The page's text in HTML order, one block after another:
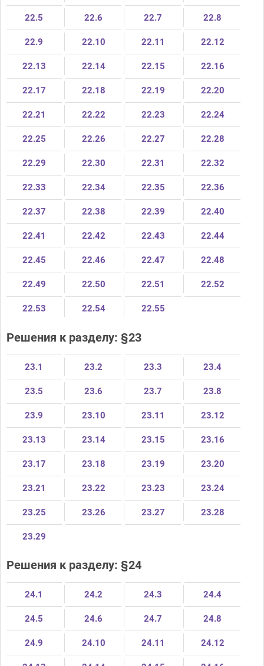
22.5 22.6 22.7 22.8
22.9 22.10 22.11 22.12
22.13 22.14 22.15 22.16
22.17 22.18 22.19 22.20
22.21 22.22 22.23 22.24
22.25 22.26 22.27 22.28
22.29 22.30 22.31 22.32
22.33 22.34 22.35 22.36
22.37 22.38 22.39 22.40
22.41 22.42 22.43 22.44
22.45 22.46 22.47 22.48
22.49 22.50 22.51 22.52
22.53 22.54 22.55
Решения к разделу: §23
23.1 23.2 23.3 23.4
23.5 23.6 23.7 23.8
23.9 23.10 23.11 23.12
23.13 23.14 23.15 23.16
23.17 23.18 23.19 23.20
23.21 23.22 23.23 23.24
23.25 23.26 23.27 23.28
23.29
Решения к разделу: §24
24.1 24.2 24.3 24.4
24.5 24.6 24.7 24.8
24.9 24.10 24.11 24.12